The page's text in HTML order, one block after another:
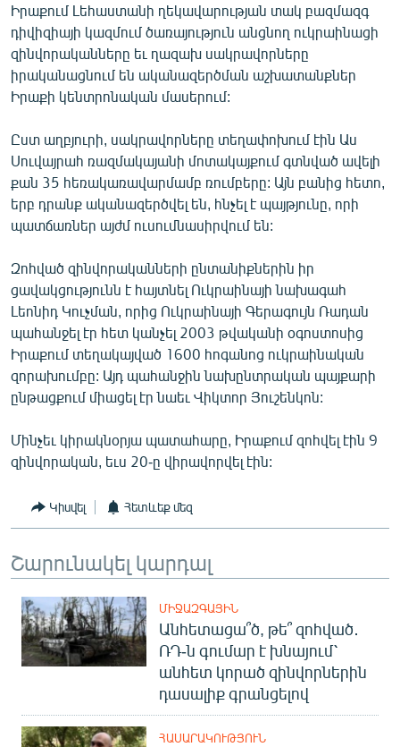
ՓՈԴՔԱՍԹ
Հայերեն
English
ՀԵՏԵՎԵՔ ՄԵԶ
«Ազատության» բոլոր կայքերը
Իրաքում Լեհաստանի ղեկավարության տակ բազմազգ
դիվիզիայի կազմում ծառայություն անցնող ուկրաինացի
զինվորականները եւ ղազախ սակրավորները
իրականացնում են ականազերծման աշխատանքներ
Իրաքի կենտրոնական մասերում:
Ըստ աղբյուրի, սակրավորները տեղափոխում էին Աս
Սուվայրահ ռազմակայանի մոտակայքում գտնված ավելի
քան 35 հեռակառավարմամբ ռումբերը: Այն բանից հետո,
երբ դրանք ականազերծվել են, հնչել է պայթյունը, որի
պատճառներ այժմ ուսումնասիրվում են:
Զոհված զինվորականների ընտանիքներին իր
ցավակցությունն է հայտնել Ուկրաինայի նախագահ
Լեոնիդ Կուչման, որից Ուկրաինայի Գերագույն Ռադան
պահանջել էր հետ կանչել 2003 թվականի օգոստոսից
Իրաքում տեղակայված 1600 հոգանոց ուկրաինական
զորախումբը: Այդ պահանջին նախընտրական պայքարի
ընթացքում միացել էր նաեւ Վիկտոր Յուշենկոն:
Մինչեւ կիրակնօրյա պատահարը, Իրաքում զոհվել էին 9
զինվորական, եւս 20-ը վիրավորվել էին:
Կիսվել Հետևեք մեզ
Շարունակել կարդալ
ՄԻՋԱԶԳԱՅԻՆ
Անհետացա՞ծ, թե՞ զոհված․
ՌԴ-ն գումար է խնայում՝
անհետ կորած զինվորներին
դասալիք գրանցելով
ՀԱՍԱՐԱԿՈՒԹՅՈՒՆ